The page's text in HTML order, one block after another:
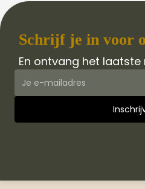
Schrijf je in voor
En ontvang het